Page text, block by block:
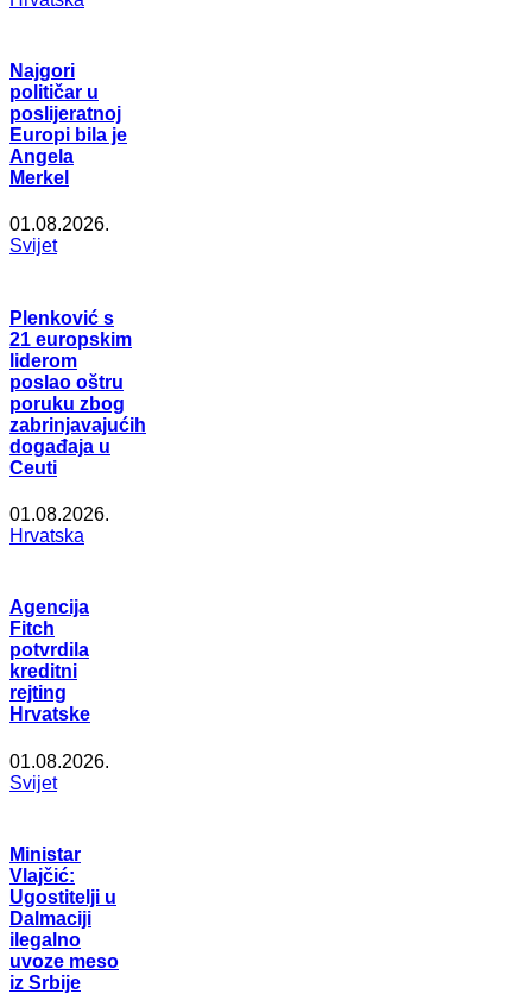
Najgori
političar u
poslijeratnoj
Europi bila je
Angela
Merkel
01.08.2026.
Svijet
Plenković s
21 europskim
liderom
poslao oštru
poruku zbog
zabrinjavajućih
događaja u
Ceuti
01.08.2026.
Hrvatska
Agencija
Fitch
potvrdila
kreditni
rejting
Hrvatske
01.08.2026.
Svijet
Ministar
Vlajčić:
Ugostitelji u
Dalmaciji
ilegalno
uvoze meso
iz Srbije